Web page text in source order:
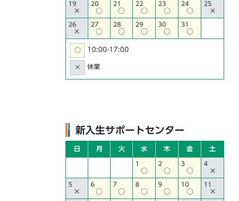
19
×
20
○
21
○
22
○
23
○
24
○
25
×
26
×
27
○
28
○
29
○
30
○
31
○
○ 10:00-17:00
× 休業
新入生サポートセンター
日 月 火 水 木 金 土
1
○
2
○
3
○
4
×
5
×
6
○
7
○
8
○
9
○
10
○
11
×